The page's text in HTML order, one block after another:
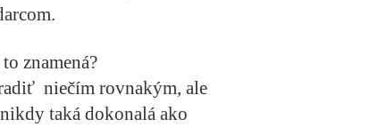
znamená?
niečím rovnakým, ale
taká dokonalá ako